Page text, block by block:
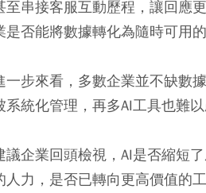
至串接客服互動歷程，讓回應
是否能將數據轉化為隨時可用的
一步來看，多數企業並不缺數
系統化管理，再多AI工具也難
議企業回頭檢視，AI是否縮短
人力，是否已轉向更高價值的